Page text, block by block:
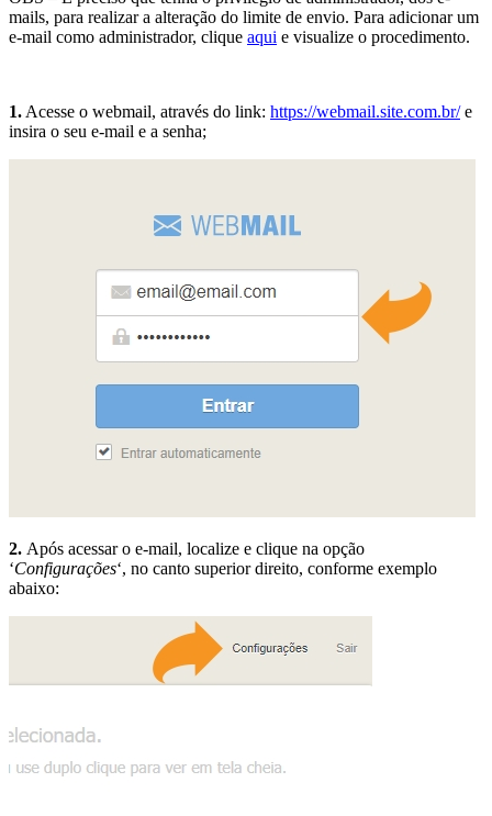
mails, para realizar a alteração do limite de envio. Para adicionar um
e-mail como administrador, clique aqui e visualize o procedimento.
1. Acesse o webmail, através do link: https://webmail.site.com.br/e
insira o seu e-mail e a senha;
2. Após acessar o e-mail, localize e clique na opção
‘Configurações‘, no canto superior direito, conforme exemplo
abaixo: